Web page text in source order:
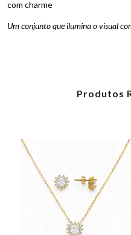
com charme
Um conjunto que ilumina o visual
Produtos